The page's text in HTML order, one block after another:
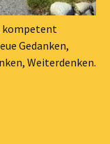
kompetent
Gedanken,
Weiterdenken.